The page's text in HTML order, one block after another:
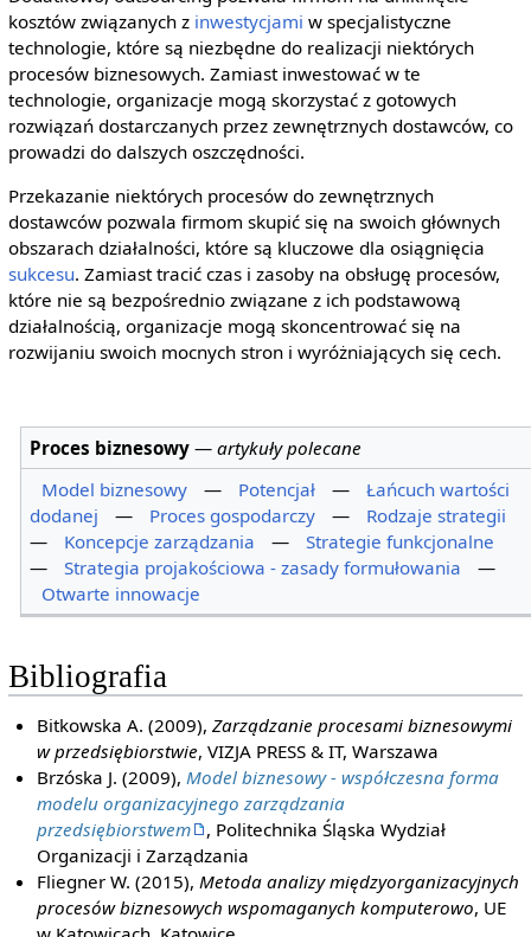
kosztów związanych z inwestycjami w specjalistyczne
technologie, które są niezbędne do realizacji niektórych
procesów biznesowych. Zamiast inwestować w te
technologie, organizacje mogą skorzystać z gotowych
rozwiązań dostarczanych przez zewnętrznych dostawców, co
prowadzi do dalszych oszczędności.
Przekazanie niektórych procesów do zewnętrznych
dostawców pozwala firmom skupić się na swoich głównych
obszarach działalności, które są kluczowe dla osiągnięcia
sukcesu. Zamiast tracić czas i zasoby na obsługę procesów,
które nie są bezpośrednio związane z ich podstawową
działalnością, organizacje mogą skoncentrować się na
rozwijaniu swoich mocnych stron i wyróżniających się cech.
Proces biznesowy —artykuły polecane
Model biznesowy
— Potencjał —
Łańcuch wartości
dodanej
— Proces gospodarczy —
Rodzaje strategii
—
Koncepcje zarządzania —
Strategie funkcjonalne
—
Strategia projakościowa - zasady formułowania
—
Otwarte innowacje
Bibliografia
Bitkowska A. (2009),Zarządzanie procesami biznesowymi
w przedsiębiorstwie, VIZJA PRESS & IT, Warszawa
Brzóska J. (2009),Model biznesowy - współczesna forma
modelu organizacyjnego zarządzania
przedsiębiorstwem
, Politechnika Śląska Wydział
Organizacji i Zarządzania
Fliegner W. (2015),Metoda analizy międzyorganizacyjnych
procesów biznesowych wspomaganych komputerowo, UE